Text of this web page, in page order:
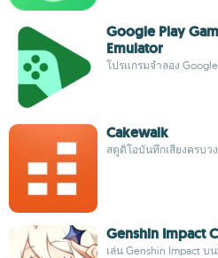
Google Play
Emulator
โปรแกรมจำลอง
Cakewalk
สตูดิโอบันทึกเสียงครบ
Genshin Impact
เล่น Genshin Impact บ